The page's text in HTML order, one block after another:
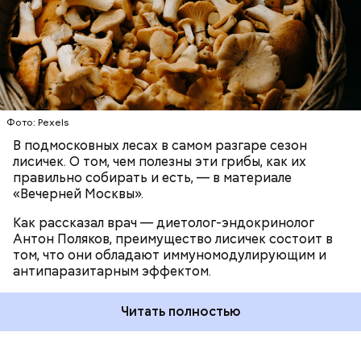
Фото: Pexels
В подмосковных лесах в самом разгаре сезон
лисичек. О том, чем полезны эти грибы, как их
правильно собирать и есть, — в материале
«Вечерней Москвы».
Как рассказал врач — диетолог-эндокринолог
Антон Поляков, преимущество лисичек состоит в
том, что они обладают иммуномодулирующим и
антипаразитарным эффектом.
среди альтернативных антипаразитарных
программ, — подчеркнул специалист.
Читать полностью
ЗДОРОВЬЕ ВРАЧИ ГРИБЫ ПРОДУКТЫ
При встрече с шаровой молнией важно не
паниковать, подчеркнул Бычков:
«Грязная» зона: возможна ли
жизнь в пострадавших от
Чернобыльской аварии районах
В Припяти он проработал восемь суток. В его
задачу входило измерение уровня радиации в
воздухе. Кроме того, Макеев участвовал в
эвакуации населения из города, которую, по его
мнению, нужно было делать раньше на несколько
Время от выезда до выезда — на отдых. Работа и
есть работа. Ее надо выполнять, — говорит он.